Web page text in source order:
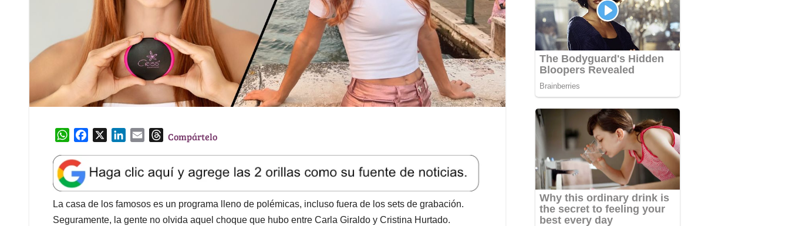
W
a
t
s
A
p
e
b
o
o
k
e
d
I
l
T
e
a
d
s
Compártelo
La casa de los famosos es un programa lleno de polémicas, incluso fuera de los sets de grabación.
Seguramente, la gente no olvida aquel choque que hubo entre Carla Giraldo y Cristina Hurtado.